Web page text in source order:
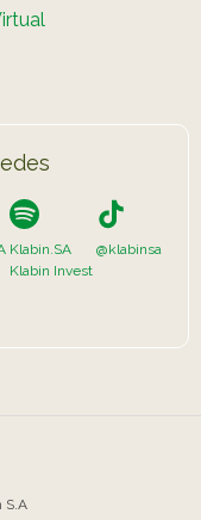
Klabin.SA
Klabin Invest
@klabinsa
S.A